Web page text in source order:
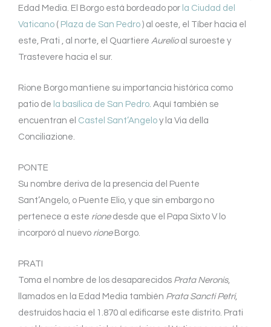
Edad Media. El Borgo está bordeado por la Ciudad del
Vaticano ( Plaza de San Pedro ) al oeste, el Tíber hacia el
este, Prati , al norte, el Quartiere Aurelioal suroeste y
Trastevere hacia el sur.
Rione Borgo mantiene su importancia histórica como
patio de la basílica de San Pedro. Aquí también se
encuentran el Castel Sant’Angelo y la Via della
Conciliazione.
PONTE
Su nombre deriva de la presencia del Puente
Sant’Angelo, o Puente Elio, y que sin embargo no
pertenece a este rionedesde que el Papa Sixto V lo
incorporó al nuevo rioneBorgo.
PRATI
Toma el nombre de los desaparecidos Prata Neronis,
llamados en la Edad Media también Prata Sancti Petri,
destruidos hacia el 1.870 al edificarse este distrito. Prati